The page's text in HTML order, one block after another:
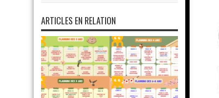
ARTICLES EN RELATION